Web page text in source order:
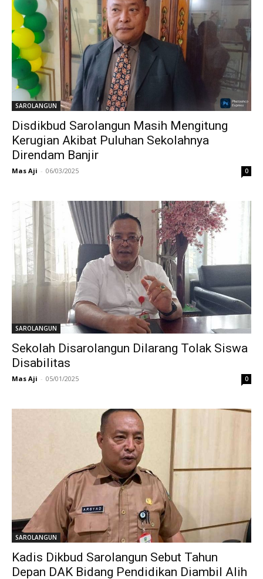
SAROLANGUN
Disdikbud Sarolangun Masih Mengitung
Kerugian Akibat Puluhan Sekolahnya
Direndam Banjir
Mas Aji - 06/03/2025 0
SAROLANGUN
Sekolah Disarolangun Dilarang Tolak Siswa
Disabilitas
Mas Aji - 05/01/2025 0
SAROLANGUN
Kadis Dikbud Sarolangun Sebut Tahun
Depan DAK Bidang Pendidikan Diambil Alih